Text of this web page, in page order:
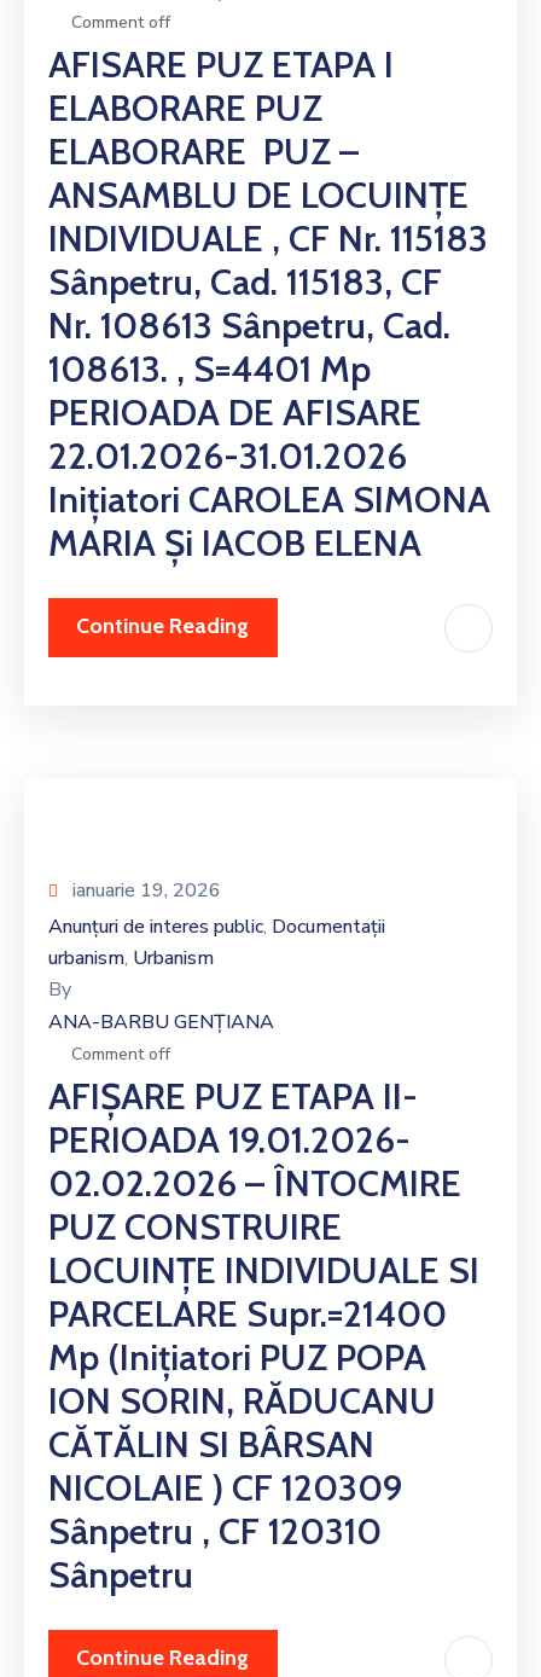
Comment off
AFISARE PUZ ETAPA I
ELABORARE PUZ
ELABORARE PUZ –
ANSAMBLU DE LOCUINȚE
INDIVIDUALE , CF Nr. 115183
Sânpetru, Cad. 115183, CF
Nr. 108613 Sânpetru, Cad.
108613. , S=4401 Mp
PERIOADA DE AFISARE
22.01.2026-31.01.2026
Inițiatori CAROLEA SIMONA
MARIA Și IACOB ELENA
Continue Reading
ianuarie 19, 2026
Anunțuri de interes public‚ Documentații
urbanism‚ Urbanism
By
ANA-BARBU GENȚIANA
Comment off
AFIȘARE PUZ ETAPA II-
PERIOADA 19.01.2026-
02.02.2026 – ÎNTOCMIRE
PUZ CONSTRUIRE
LOCUINȚE INDIVIDUALE SI
PARCELARE Supr.=21400
Mp (inițiatori PUZ POPA
ION SORIN, RĂDUCANU
CĂTĂLIN SI BÂRSAN
NICOLAIE ) CF 120309
Sânpetru , CF 120310
Sânpetru
Continue Reading